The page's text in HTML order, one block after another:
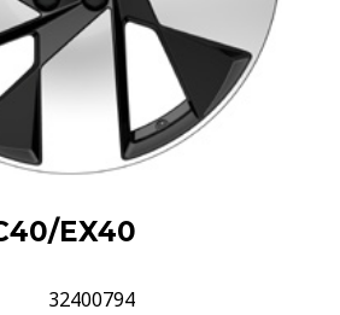
EX40
32400794